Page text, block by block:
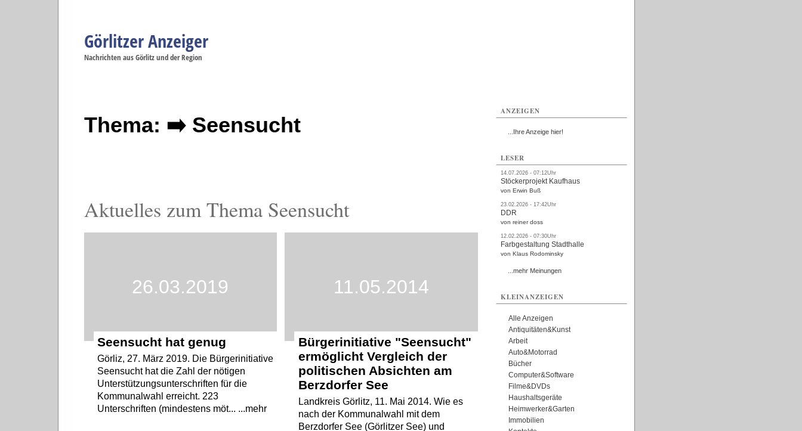
Görlitzer Anzeiger
Nachrichten aus Görlitz und der Region
Thema: ➡️ Seensucht
Aktuelles zum Thema Seensucht
26.03.2019
Seensucht hat genug
Görliz, 27. März 2019. Die Bürgerinitiative
Seensucht hat die Zahl der nötigen
Unterstützungsunterschriften für die
Kommunalwahl erreicht. 223
Unterschriften (mindestens möt... ...mehr
11.05.2014
Bürgerinitiative "Seensucht"
ermöglicht Vergleich der
politischen Absichten am
Berzdorfer See
Landkreis Görlitz, 11. Mai 2014. Wie es
nach der Kommunalwahl mit dem
Berzdorfer See (Görlitzer See) und
ANZEIGEN
...Ihre Anzeige hier!
LESER
14.07.2026 - 07:12Uhr
Stöckerprojekt Kaufhaus
von Erwin Buß
23.02.2026 - 17:42Uhr
DDR
von reiner doss
12.02.2026 - 07:30Uhr
Farbgestaltung Stadthalle
von Klaus Rodominsky
...mehr Meinungen
KLEINANZEIGEN
Alle Anzeigen
Antiquitäten&Kunst
Arbeit
Auto&Motorrad
Bücher
Computer&Software
Filme&DVDs
Haushaltsgeräte
Heimwerker&Garten
Immobilien